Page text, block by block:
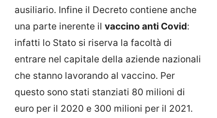
ausiliario. Infine il Decreto contiene anche
una parte inerente il vaccino anti Covid:
infatti lo Stato si riserva la facoltà di
entrare nel capitale della aziende nazionali
che stanno lavorando al vaccino. Per
questo sono stati stanziati 80 milioni di
euro per il 2020 e 300 milioni per il 2021.